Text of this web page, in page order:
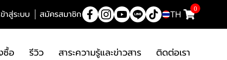
ข้าสู่ระบบ สมัครสมาชิก TH
0
ซื้อ รีวิว สาระความรู้และข่าวสาร ติดต่อเรา